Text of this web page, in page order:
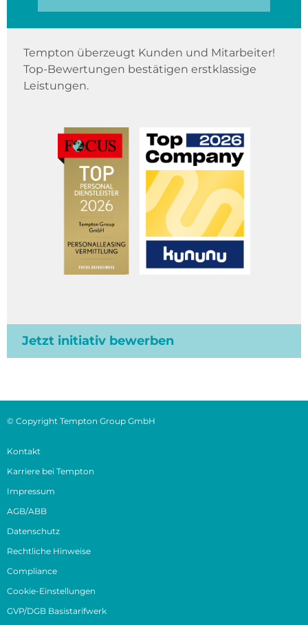
Tempton überzeugt Kunden und Mitarbeiter!
Top-Bewertungen bestätigen erstklassige
Leistungen.
Jetzt initiativ bewerben
© Copyright Tempton Group GmbH
Kontakt
Karriere bei Tempton
Impressum
AGB/ABB
Datenschutz
Rechtliche Hinweise
Compliance
Cookie-Einstellungen
GVP/DGB Basistarifwerk